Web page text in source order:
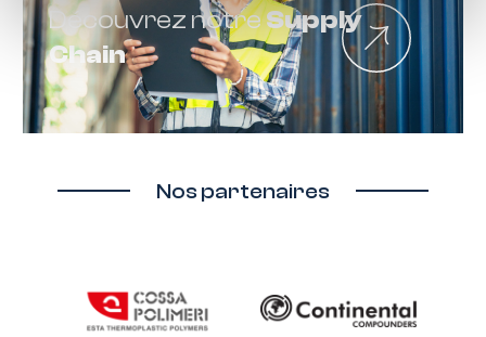
Découvrez notreSupply
Chain
Nos partenaires